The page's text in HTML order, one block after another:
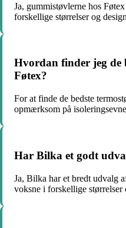
Ja, gummistøvlerne hos
forskellige størrelser og
Hvordan finder jeg de
Føtex?
For at finde de bedste
opmærksom på
Har Bilka et godt
Ja, Bilka har et bredt udvalg
voksne i forskellige størrelser